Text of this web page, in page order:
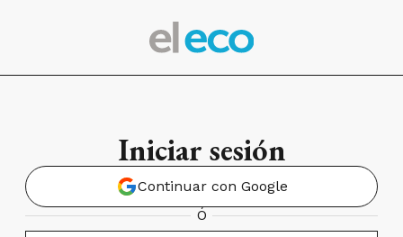
Iniciar sesión
Continuar con Google
Ó